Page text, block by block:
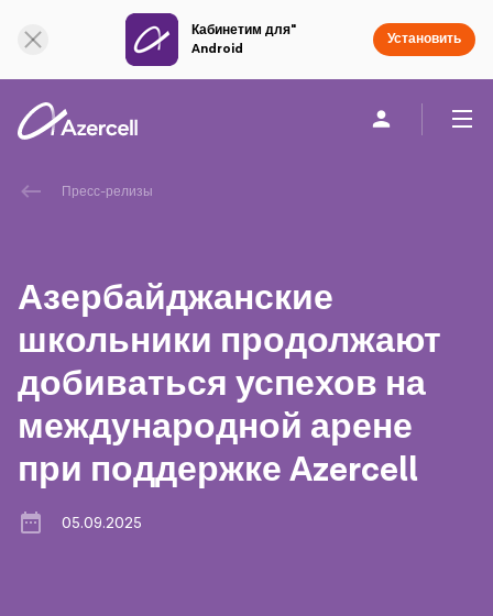
Кабинетим для"
Android
Установить
Частным клиентам
Социальная Ответственность
Устойчивое развитие
Карьера
Академия Azercell
Пресс-релизы
Азербайджанские
школьники продолжают
добиваться успехов на
международной арене
при поддержке Azercell
05.09.2025
Онлайн поддержка